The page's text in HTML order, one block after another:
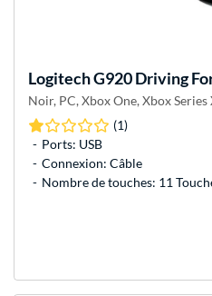
LogitechG920 Driving
Noir, PC, Xbox One, Xbox Series
(1)
Ports: USB
Connexion: Câble
Nombre de touches: 11